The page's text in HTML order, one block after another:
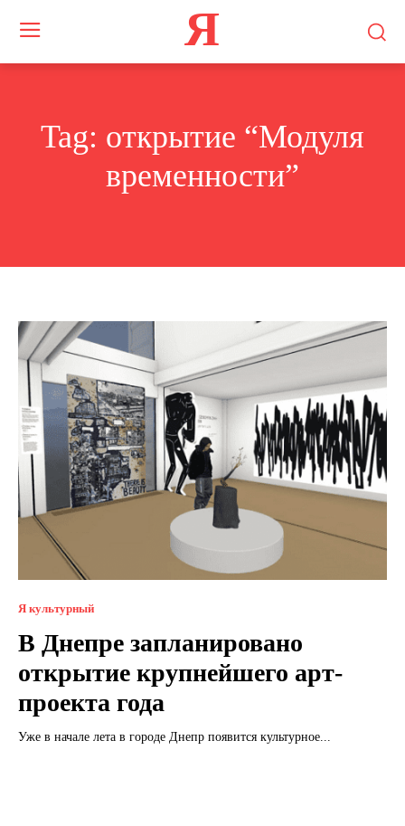
Я
Tag: открытие “Модуля
временности”
Я культурный
В Днепре запланировано
открытие крупнейшего арт-
проекта года
Уже в начале лета в городе Днепр появится культурное...